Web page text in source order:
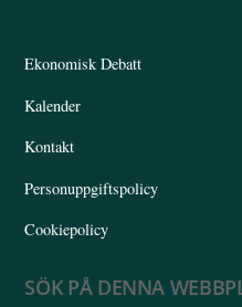
Ekonomisk Debatt
Kalender
Kontakt
Personuppgiftspolicy
Cookiepolicy
SÖK PÅ DENNA